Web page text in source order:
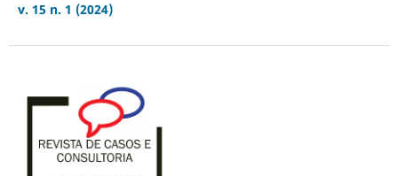
v. 15 n. 1 (2024)